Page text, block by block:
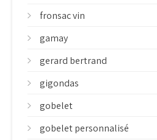
fronsac vin
gamay
gerard bertrand
gigondas
gobelet
gobelet personnalisé